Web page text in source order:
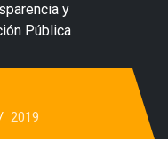
y
Pública
2019